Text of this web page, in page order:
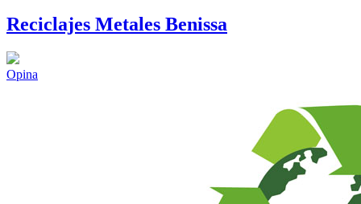
Reciclajes Metales Benissa
Opina